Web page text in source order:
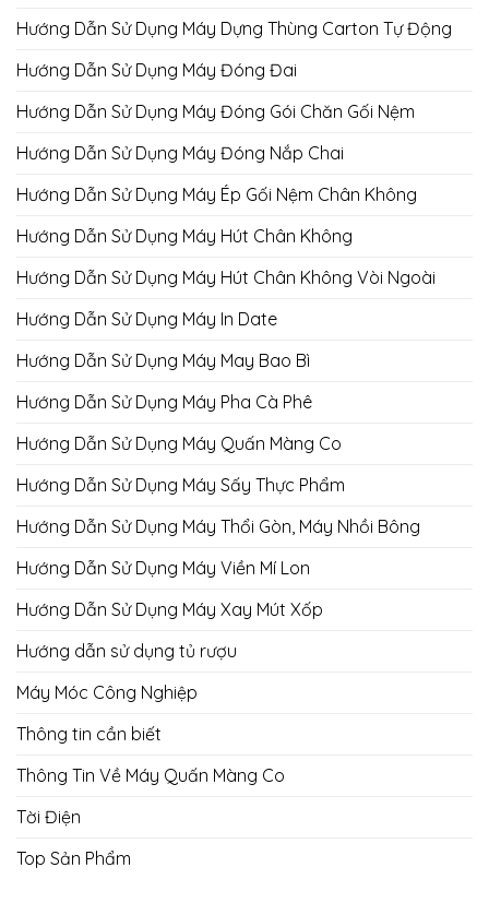
Hướng Dẫn Sử Dụng Máy Dựng Thùng Carton Tự Động
Hướng Dẫn Sử Dụng Máy Đóng Đai
Hướng Dẫn Sử Dụng Máy Đóng Gói Chăn Gối Nệm
Hướng Dẫn Sử Dụng Máy Đóng Nắp Chai
Hướng Dẫn Sử Dụng Máy Ép Gối Nệm Chân Không
Hướng Dẫn Sử Dụng Máy Hút Chân Không
Hướng Dẫn Sử Dụng Máy Hút Chân Không Vòi Ngoài
Hướng Dẫn Sử Dụng Máy In Date
Hướng Dẫn Sử Dụng Máy May Bao Bì
Hướng Dẫn Sử Dụng Máy Pha Cà Phê
Hướng Dẫn Sử Dụng Máy Quấn Màng Co
Hướng Dẫn Sử Dụng Máy Sấy Thực Phẩm
Hướng Dẫn Sử Dụng Máy Thổi Gòn, Máy Nhồi Bông
Hướng Dẫn Sử Dụng Máy Viền Mí Lon
Hướng Dẫn Sử Dụng Máy Xay Mút Xốp
Hướng dẫn sử dụng tủ rượu
Máy Móc Công Nghiệp
Thông tin cần biết
Thông Tin Về Máy Quấn Màng Co
Tời Điện
Top Sản Phẩm